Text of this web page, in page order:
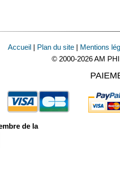
Accueil | Plan du site | Mentions
© 2000-2026 AM
de la